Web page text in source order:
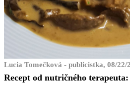
Lucia Tomečková - publicistka, 08/22/
Recept od nutričného